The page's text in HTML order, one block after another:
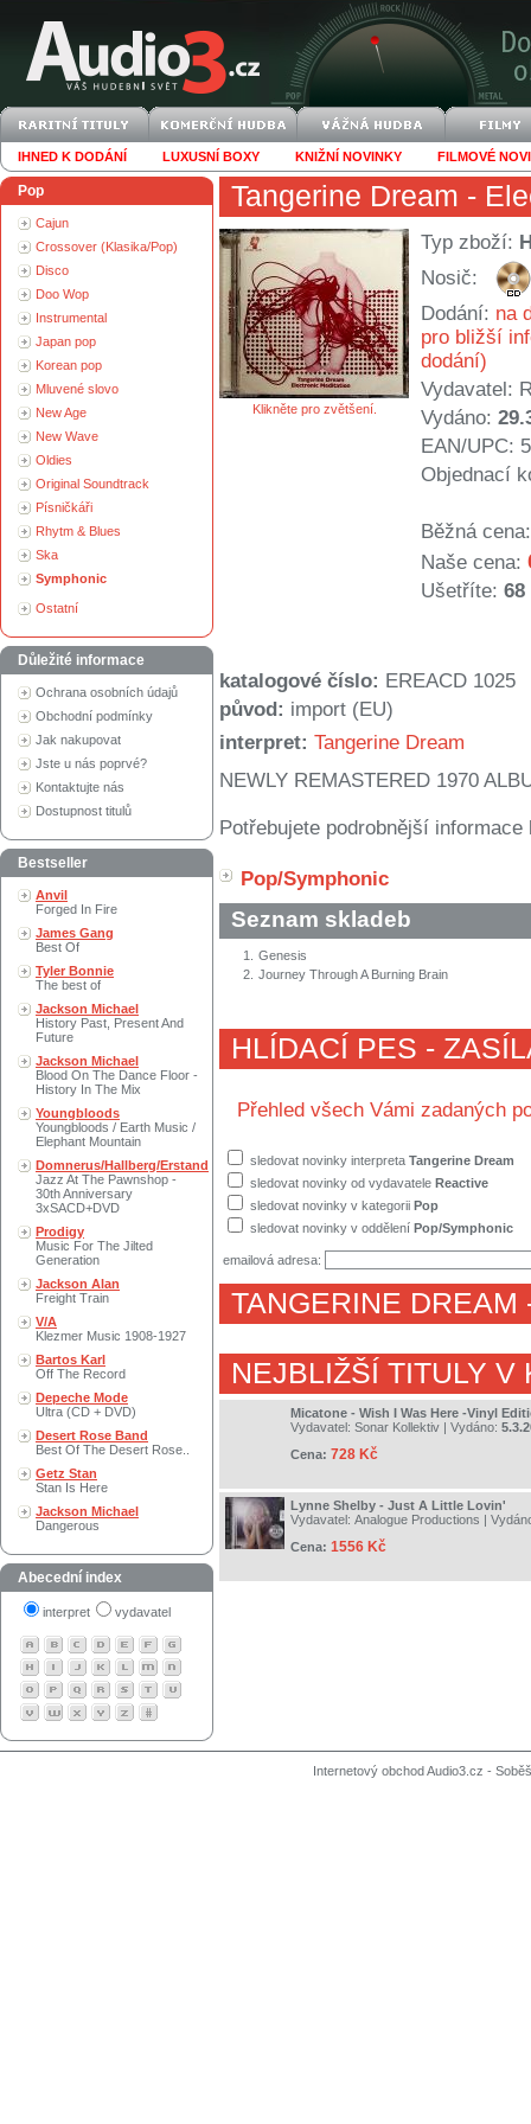
IHNED K DODÁNÍ LUXUSNÍ BOXY KNIŽNÍ NOVINKY FILMOVÉ
Pop
Cajun
Crossover (Klasika/Pop)
Disco
Doo Wop
Instrumental
Japan pop
Korean pop
Mluvené slovo
New Age
New Wave
Oldies
Original Soundtrack
Písničkáři
Rhytm & Blues
Ska
Symphonic
Ostatní
Důležité informace
Ochrana osobních údajů
Obchodní podmínky
Jak nakupovat
Jste u nás poprvé?
Kontaktujte nás
Dostupnost titulů
Bestseller
Anvil
Forged In Fire
James Gang
Best Of
Tyler Bonnie
The best of
Jackson Michael
History Past, Present And
Future
Jackson Michael
Blood On The Dance Floor -
History In The Mix
Youngbloods
Youngbloods / Earth Music /
Elephant Mountain
Domnerus/Hallberg/Erstand
Jazz At The Pawnshop -
30th Anniversary
3xSACD+DVD
Prodigy
Music For The Jilted
Generation
Jackson Alan
Freight Train
V/A
Klezmer Music 1908-1927
Bartos Karl
Off The Record
Depeche Mode
Ultra (CD + DVD)
Desert Rose Band
Best Of The Desert Rose..
Getz Stan
Stan Is Here
Jackson Michael
Dangerous
Abecední index
interpret vydavatel
Tangerine Dream -
Klikněte pro zvětšení.
Typ zboží:
Nosič:
Dodání: na
pro bližší
dodání)
Vydavatel:
Vydáno:
EAN/UPC:
Objednací
Běžná cena:
Naše cena:
Ušetříte: 68
katalogové číslo: EREACD 1025
původ: import (EU)
interpret: Tangerine Dream
NEWLY REMASTERED 1970
Potřebujete podrobnější
Pop/Symphonic
Seznam skladeb
1.
Genesis
2. Journey Through A Burning Brain
HLÍDACÍ PES -
Přehled všech Vámi zadaných
sledovat novinky interpreta Tangerine Dream
sledovat novinky od vydavatele Reactive
sledovat novinky v kategorii Pop
sledovat novinky v oddělení Pop/Symphonic
emailová adresa:
TANGERINE DREAM
NEJBLIŽŠÍ TITULY V
Micatone - Wish I Was Here -Vinyl
Vydavatel: Sonar Kollektiv | Vydáno:
Cena: 728 Kč
Lynne Shelby - Just A Little Lovin'
Vydavatel: Analogue Productions |
Cena: 1556 Kč
Internetový obchod Audio3.cz -